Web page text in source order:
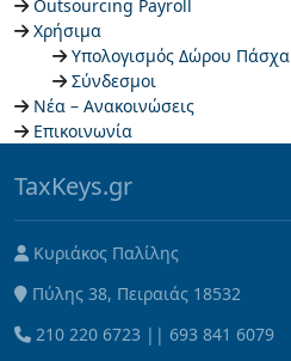
Outsourcing Payroll
Χρήσιμα
Υπολογισμός Δώρου Πάσχα
Σύνδεσμοι
Νέα – Ανακοινώσεις
Επικοινωνία
TaxKeys.gr
Κυριάκος Παλίλης
Πύλης 38, Πειραιάς 18532
210 220 6723 || 693 841 6079